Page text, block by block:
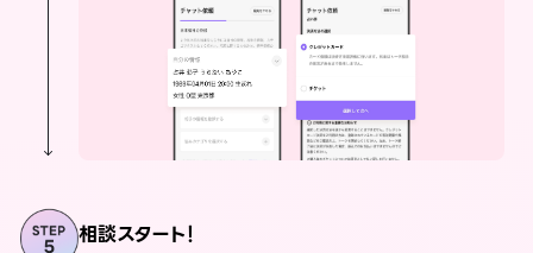
相談スタート！